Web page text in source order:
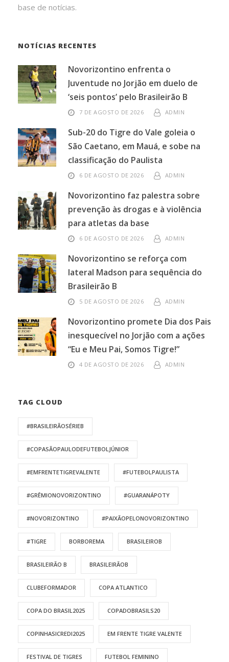
base de notícias.
NOTÍCIAS RECENTES
Novorizontino enfrenta o
Juventude no Jorjão em duelo de
‘seis pontos’ pelo Brasileirão B
7 DE AGOSTO DE 2026 ADMIN
Sub-20 do Tigre do Vale goleia o
São Caetano, em Mauá, e sobe na
classificação do Paulista
6 DE AGOSTO DE 2026 ADMIN
Novorizontino faz palestra sobre
prevenção às drogas e à violência
para atletas da base
6 DE AGOSTO DE 2026 ADMIN
Novorizontino se reforça com
lateral Madson para sequência do
Brasileirão B
5 DE AGOSTO DE 2026 ADMIN
Novorizontino promete Dia dos Pais
inesquecível no Jorjão com a ações
“Eu e Meu Pai, Somos Tigre!”
4 DE AGOSTO DE 2026 ADMIN
TAG CLOUD
#BRASILEIRÃOSÉRIEB
#COPASÃOPAULODEFUTEBOLJÚNIOR
#EMFRENTETIGREVALENTE #FUTEBOLPAULISTA
#GRÊMIONOVORIZONTINO #GUARANÁPOTY
#NOVORIZONTINO #PAIXÃOPELONOVORIZONTINO
#TIGRE BORBOREMA BRASILEIROB
BRASILEIRÃO B BRASILEIRÃOB
CLUBEFORMADOR COPA ATLANTICO
COPA DO BRASIL2025 COPADOBRASILS20
COPINHASICREDI2025 EM FRENTE TIGRE VALENTE
FESTIVAL DE TIGRES FUTEBOL FEMININO